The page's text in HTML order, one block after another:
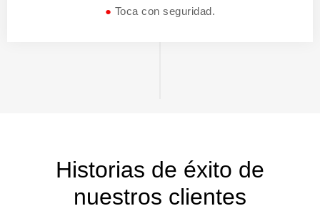
● Toca con seguridad.
Historias de éxito de
nuestros clientes